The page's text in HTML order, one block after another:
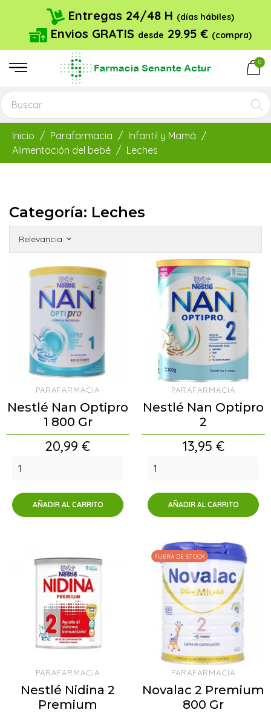
Entregas 24/48 H (días hábiles)
Envios GRATIS desde 29.95 € (compra)
0
Inicio Parafarmacia
Infantil y Mamá
Alimentación del bebé
Leches
Categoría: Leches
Relevancia keyboard_arrow_down
PARAFARMACIA
Nestlé Nan Optipro
1 800 Gr
Precio
20,99 €
AÑADIR AL CARRITO
PARAFARMACIA
Nestlé Nan Optipro
2
Precio
13,95 €
AÑADIR AL CARRITO
PARAFARMACIA
Nestlé Nidina 2
Premium
PARAFARMACIA
Novalac 2 Premium
800 Gr
FUERA DE STOCK